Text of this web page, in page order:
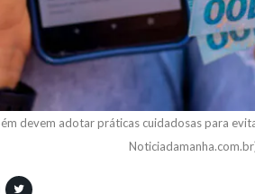
devem adotar práticas cuidadosas para